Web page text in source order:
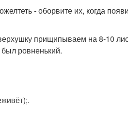
- оборвите их, когда
прищипываем на 8-10
ровненький.